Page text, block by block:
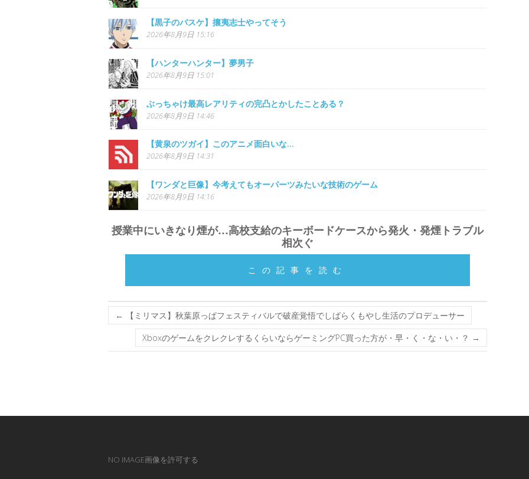
【黒子のバスケ】攘夷志士やってそう
2026年8月9日 15:16
【ハンターハンター】夢男子
2026年8月9日 15:01
ぶっちゃけ最高レアリティの完凸とかしたことある？
2026年8月9日 14:46
【黄泉のツガイ】このアニメ面白いな…
2026年8月9日 14:31
【ワンダと巨像】今考えてもオーパーツみたいな技術のゲーム
2026年8月9日 14:16
授業中にいきなり煙が…高校支給のキーボードケースから発火・発煙トラブル
相次ぐ
この記事を読む
←
【ミリマス】秋葉原っぱフェスティバルで破産覚悟でしばらくもやし生活のプロデューサー
XboxのゲームをクレクレするくらいならゲーミングPC買った方が・早・く・な・い・？ →
NO IMAGE画像を許可する